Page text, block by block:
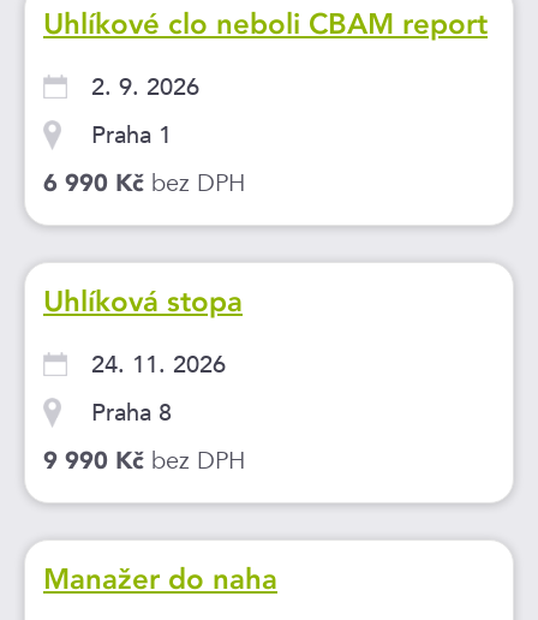
Uhlíkové clo neboli CBAM report
2. 9. 2026
Praha 1
6 990 Kč bez DPH
Uhlíková stopa
24. 11. 2026
Praha 8
9 990 Kč bez DPH
Manažer do naha